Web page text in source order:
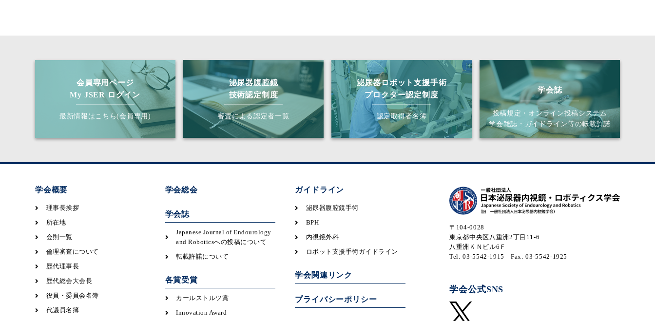
会員専用ページ
My JSER ログイン
最新情報はこちら(会員専用)
泌尿器腹腔鏡
技術認定制度
審査による認定者一覧
泌尿器ロボット支援手術
プロクター認定制度
認定取得者名簿
学会誌
投稿規定・オンライン投稿システム
学会雑誌・ガイドライン等の転載許諾
学会概要
理事長挨拶
所在地
会則一覧
倫理審査について
歴代理事長
歴代総会大会長
役員・委員会名簿
代議員名簿
学会総会
学会誌
Japanese Journal of Endourology
and Roboticsへの投稿について
転載許諾について
各賞受賞
カールストルツ賞
Innovation Award
ガイドライン
泌尿器腹腔鏡手術
BPH
内視鏡外科
ロボット支援手術ガイドライン
学会関連リンク
プライバシーポリシー
〒104-0028
東京都中央区八重洲2丁目11-6
八重洲ＫＮビル6Ｆ
Tel: 03-5542-1915
Fax: 03-5542-1925
学会公式SNS